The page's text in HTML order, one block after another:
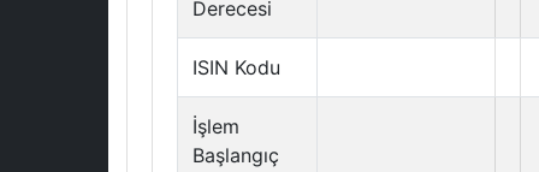
Derecesi
ISIN Kodu
İşlem
Başlangıç